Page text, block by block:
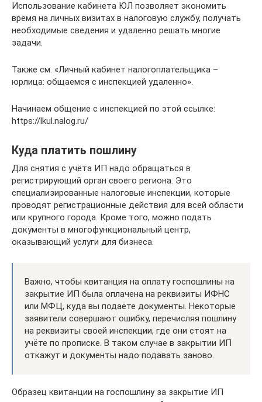
Использование кабинета ЮЛ позволяет экономить
время на личных визитах в налоговую службу, получать
необходимые сведения и удаленно решать многие
задачи.
Также см. «Личный кабинет налогоплательщика –
юрлица: общаемся с инспекцией удаленно».
Начинаем общение с инспекцией по этой ссылке:
https://lkul.nalog.ru/
Куда платить пошлину
Для снятия с учёта ИП надо обращаться в
регистрирующий орган своего региона. Это
специализированные налоговые инспекции, которые
проводят регистрационные действия для всей области
или крупного города. Кроме того, можно подать
документы в многофункциональный центр,
оказывающий услуги для бизнеса.
Важно, чтобы квитанция на оплату госпошлины на
закрытие ИП была оплачена на реквизиты ИФНС
или МФЦ, куда вы подаёте документы. Некоторые
заявители совершают ошибку, перечисляя пошлину
на реквизиты своей инспекции, где они стоят на
учёте по прописке. В таком случае в закрытии ИП
откажут и документы надо подавать заново.
Образец квитанции на госпошлину за закрытие ИП